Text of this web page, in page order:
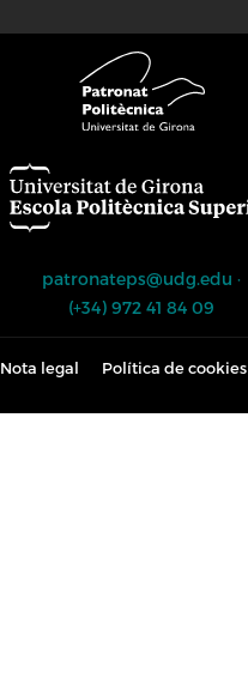
patronateps@udg.edu ·
(+34) 972 41 84 09
Nota legal Política de cookies